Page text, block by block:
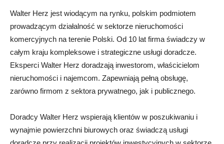
Walter Herz jest wiodącym na rynku, polskim podmiotem
prowadzącym działalność w sektorze nieruchomości
komercyjnych na terenie Polski. Od 10 lat firma świadczy w
całym kraju kompleksowe i strategiczne usługi doradcze.
Eksperci Walter Herz doradzają inwestorom, właścicielom
nieruchomości i najemcom. Zapewniają pełną obsługę,
zarówno firmom z sektora prywatnego, jak i publicznego.
Doradcy Walter Herz wspierają klientów w poszukiwaniu i
wynajmie powierzchni biurowych oraz świadczą usługi